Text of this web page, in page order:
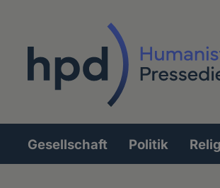
Hauptnavigation
Gesellschaft Politik